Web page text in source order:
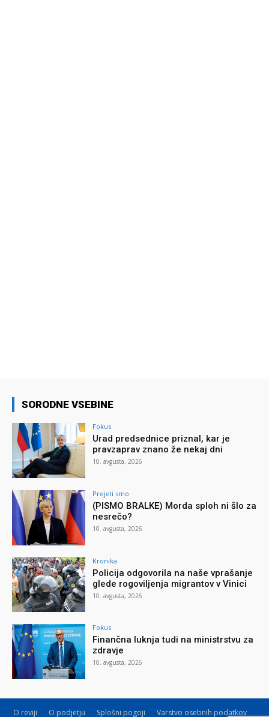
SORODNE VSEBINE
Fokus
Urad predsednice priznal, kar je
pravzaprav znano že nekaj dni
10. avgusta, 2026
Prejeli smo
(PISMO BRALKE) Morda sploh ni šlo za
nesrečo?
10. avgusta, 2026
Kronika
Policija odgovorila na naše vprašanje
glede rogoviljenja migrantov v Vinici
10. avgusta, 2026
Fokus
Finančna luknja tudi na ministrstvu za
zdravje
10. avgusta, 2026
O reviji O podjetju Splošni pogoji Varstvo osebnih podatkov